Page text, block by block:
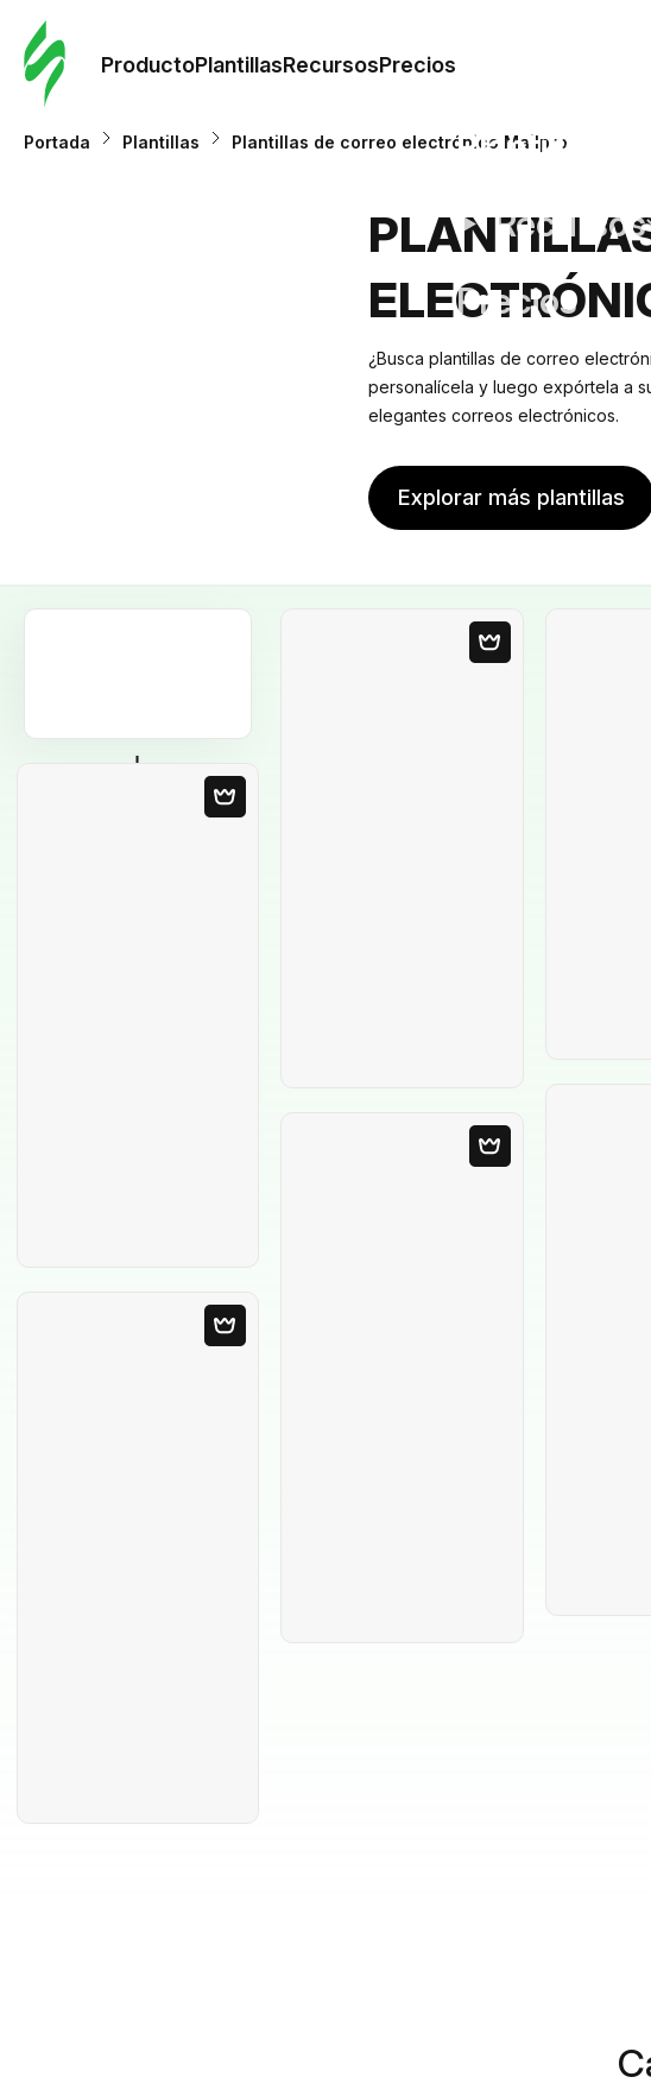
ProductoPlantillasRecursosPrecios
Plantillas
Recursos
Precios
Portada Plantillas Plantillas de correo electrónico Mailpro
¿Busca plantillas de correo
personalícela y luego expórtela a
elegantes correos electrónicos.
Explorar más plantillas